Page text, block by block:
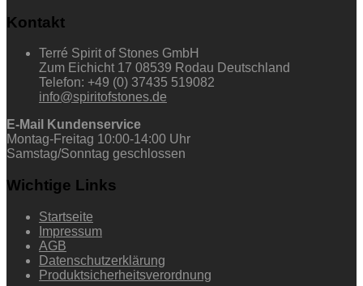
Kontakt
Terré Spirit of Stones GmbH
Zum Eichicht 17 08539 Rodau Deutschland
Telefon: +49 (0) 37435 519082
info@spiritofstones.de
E-Mail Kundenservice
Montag-Freitag 10:00-14:00 Uhr
Samstag/Sonntag geschlossen
Wichtige Links
Startseite
Impressum
AGB
Datenschutzerklärung
Produktsicherheitsverordnung